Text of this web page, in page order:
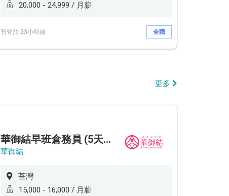
20,000 - 24,999 / 月薪
刊登於 23小時前 全職
更多
華御結早班倉務員 (5天工作週)
華御結
荃灣
15,000 - 16,000 / 月薪